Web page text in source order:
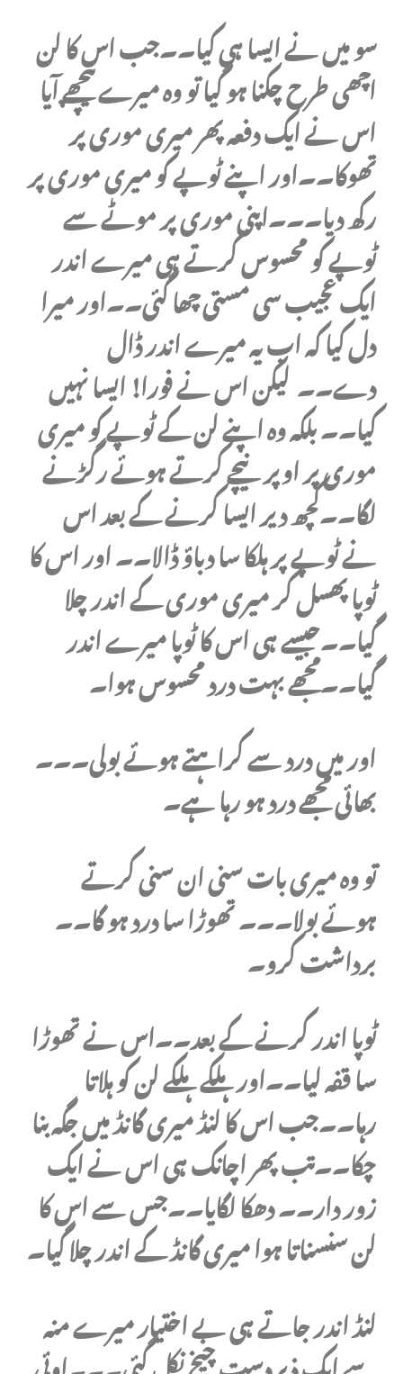
سو میں نے ایسا ہی کیا۔۔جب اس کا لن
اچھی طرح چکنا ہو گیا تو وہ میرے پیچھے آیا
اس نے ایک دفعہ پھر میری موری پر
تھوکا۔۔اور اپنے ٹوپے کو میری موری پر
رکھ دیا۔۔۔اپنی موری پر موٹے سے
ٹوپے کو محسوس کرتے ہی میرے اندر
ایک عجیب سی مستی چھا گئی۔۔اور میرا
دل کیا کہ اب یہ میرے اندر ڈال
دے۔۔لیکن اس نے فورا! ایسا نہیں
کیا۔۔ بلکہ وہ اپنے لن کے ٹوپے کو میری
موری پر اوپر نیچے کرتے ہوئے رگڑنے
لگا۔۔کچھ دیر ایسا کرنے کے بعد اس
نے ٹوپے پر ہلکا سا دباؤ ڈالا۔۔ اور اس کا
ٹوپا پھسل کر میری موری کے اندر چلا
گیا۔۔جیسے ہی اس کا ٹوپا میرے اندر
گیا۔۔مجھے بہت درد محسوس ہوا۔
اور میں درد سے کراہتے ہوئے بولی۔۔۔
بھائی مجھے درد ہو رہا ہے۔
تو وہ میری بات سنی ان سنی کرتے
ہوئے بولا۔۔۔ تھوڑا سا درد ہو گا۔۔
برداشت کرو۔
ٹوپا اندر کرنے کے بعد۔۔اس نے تھوڑا
سا قفہ لیا۔۔اور ہلکے ہلکے لن کو ہلاتا
رہا۔۔جب اس کا لنڈ میری گانڈ میں جگہ بنا
چکا۔۔تب پھر اچانک ہی اس نے ایک
زور دار۔۔ دھکا لگایا۔۔جس سے اس کا
لن سنسناتا ہوا میری گانڈ کے اندر چلا گیا۔
لنڈ اندر جاتے ہی بے اختیار میرے منہ